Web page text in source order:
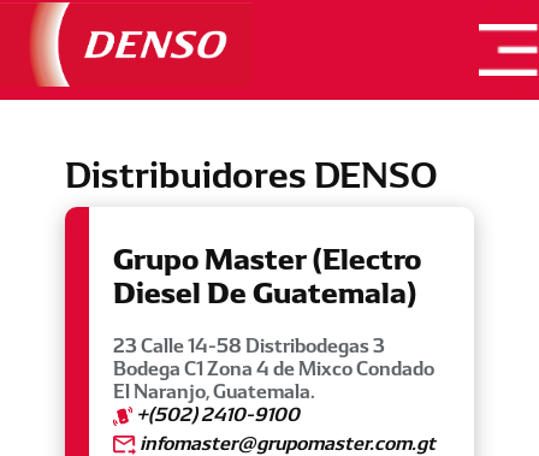
Productos
Dónde Comprar
Entrenamientos
Contacto
Buscar Pieza
Distribuidores DENSO
Grupo Master (Electro
Diesel De Guatemala)
23 Calle 14-58 Distribodegas 3
Bodega C1 Zona 4 de Mixco Condado
El Naranjo, Guatemala.
+(502) 2410-9100
infomaster@grupomaster.com.gt